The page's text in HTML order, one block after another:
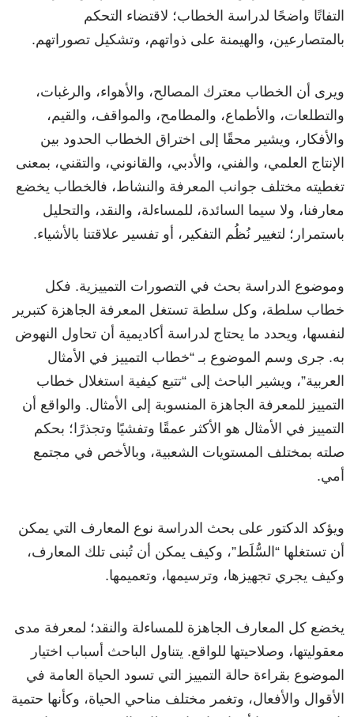
التفاتًا واضحًا لدراسة الخطاب؛ لاقتضاء التحكم
بالمتصارعين، والهيمنة على ذواتهم، وتشكيل تصوراتهم.
ويرى أن الخطاب معترك المصالح، والأهواء، والرغبات،
والتطلعات، والأطماع، والمطامح، والمواقف، والقيم،
والأفكار، ويشير محقًا إلى اختراق الخطاب الحدود بين
الإنتاج العلمي، والفني، والأدبي، والقانوني، والتقني، بمعنى
تغطيته مختلف جوانب المعرفة والنشاط، فالخطاب يخضع
معارفنا، ولا سيما السائدة، للمساءلة، والنقد، والتحليل
باستمرار؛ لتغيير نُظُم التفكير، أو تفسير علاقتنا بالأشياء.
وموضوع الدراسة بحث في التصورات التمييزية. فكل
خطاب سلطة، وكل سلطة تستغل المعرفة الجاهزة كتبرير
لنفسها، ويحدد ما يحتاج لدراسة أكاديمية أن تحاول النهوض
به. جرى وسم الموضوع بـ “خطاب التمييز في الأمثال
العربية”، ويشير الباحث إلى “تتبع كيفية استغلال خطاب
التمييز للمعرفة الجاهزة المنسوبة إلى الأمثال. والواقع أن
التمييز في الأمثال هو الأكثر عمقًا وتفشيًا وتجذرًا؛ بحكم
صلته بمختلف المستويات الشعبية، وبالأخص في مجتمع
أمي.
ويؤكد الدكتور على بحث الدراسة نوع المعارف التي يمكن
أن تستغلها “السُّلَط”، وكيف يمكن أن تُبنى تلك المعارف،
وكيف يجري تجهيزها، وترسيمها، وتعميمها.
يخضع كل المعارف الجاهزة للمساءلة والنقد؛ لمعرفة مدى
معقوليتها، وصلاحيتها للواقع. يتناول الباحث أسباب اختيار
الموضوع بقراءة حالة التمييز التي تسود الحياة العامة في
الأقوال والأفعال، وتغمر مختلف مناحي الحياة، وكأنها حتمية